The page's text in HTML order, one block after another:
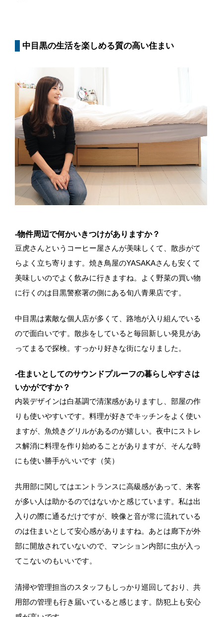
中目黒の生活を楽しめる質の高い住まい
-物件周辺で何かいきつけがありますか？
豆虎さんというコーヒー屋さんが美味しくて、散歩がて
らよく立ち寄ります。焼き鳥屋のYASAKAさんも安くて
美味しいのでよく飲みに行きますね。よく野菜の買い物
に行くのは目黒警察署の側にある旬八青果店です。
中目黒は素敵な個人店が多くて、路地が入り組んでいる
ので面白いです。散歩をしていると毎回新しい発見があ
ってまるで探検。すっかり好きな街になりました。
-住まいとしてのサウンドプルーフの暮らしやすさは
いかがですか？
内装デザインは白基調で清潔感がありますし、部屋の作
りも使いやすいです。料理が好きでキッチンをよく使い
ますが、魚焼きグリルがあるのが嬉しい。夜中にストレ
ス解消に料理を作り始めることがありますが、そんな時
にも使い勝手がいいです（笑）
共用部に関してはエントランスに高級感があって、来客
が多い人は助かるのではないかと感じています。私は出
入りの際に通るだけですが、映像と音が常に流れている
のは住まいとして安心感がありますね。あとは廊下が外
部に開放されていないので、マンション内部に虫が入っ
てこないのもいいです。
清掃や管理担当のスタッフもしっかり巡回しており、共
用部の管理も行き届いていると感じます。防犯上も安心